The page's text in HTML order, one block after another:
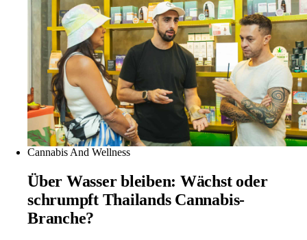
Cannabis And Wellness
Über Wasser bleiben: Wächst oder
schrumpft Thailands Cannabis-
Branche?